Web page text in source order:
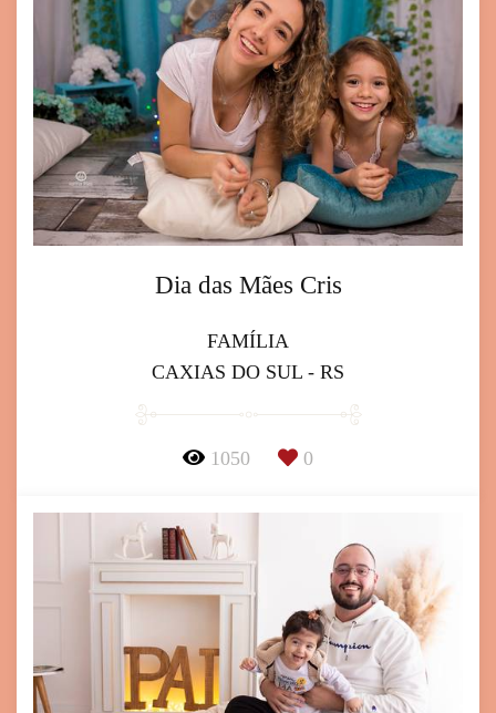
Dia das Mães Cris
FAMÍLIA
CAXIAS DO SUL - RS
1050 0